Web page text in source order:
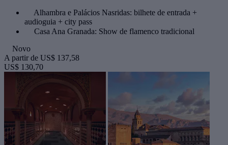
Alhambra e Palácios Nasridas: bilhete de entrada +
audioguia + city pass
Casa Ana Granada: Show de flamenco tradicional
Novo
A partir de US$ 137,58
US$ 130,70